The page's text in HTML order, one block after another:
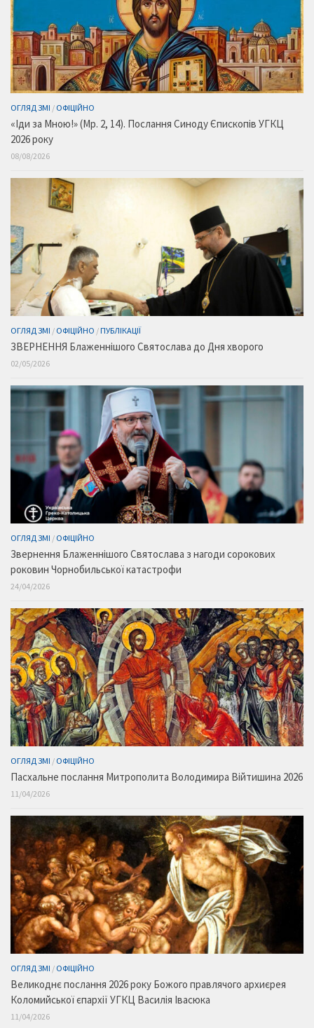
ОГЛЯД ЗМІ / ОФІЦІЙНО
«Іди за Мною!» (Мр. 2, 14). Послання Синоду Єпископів УГКЦ
2026 року
08/08/2026
ОГЛЯД ЗМІ / ОФІЦІЙНО /ПУБЛІКАЦІЇ
ЗВЕРНЕННЯ Блаженнішого Святослава до Дня хворого
02/05/2026
ОГЛЯД ЗМІ / ОФІЦІЙНО
Звернення Блаженнішого Святослава з нагоди сорокових
роковин Чорнобильської катастрофи
24/04/2026
ОГЛЯД ЗМІ / ОФІЦІЙНО
Пасхальне послання Митрополита Володимира Війтишина 2026
11/04/2026
ОГЛЯД ЗМІ / ОФІЦІЙНО
Великоднє послання 2026 року Божого правлячого архиєрея
Коломийської єпархії УГКЦ Василія Івасюка
11/04/2026